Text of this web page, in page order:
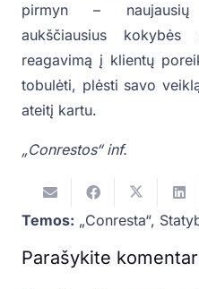
pirmyn – naujausių
aukščiausius
reagavimą į klientų
tobulėti, plėsti savo
ateitį kartu.
„Conrestos“ inf.
Temos: „Conresta“,
Parašykite